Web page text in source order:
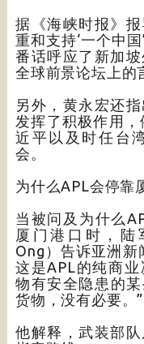
据《海峡时报》
重和支持‘一个中
番话呼应了新加
全球前景论坛上的
另外，黄永宏还
发挥了积极作用
近平以及时任台
会。
为什么APL会停靠
当被问及为什么
厦门港口时，陆
Ong）告诉亚洲新
这是APL的纯商
物有安全隐患的
货物，没有必要。”
他解释，武装部